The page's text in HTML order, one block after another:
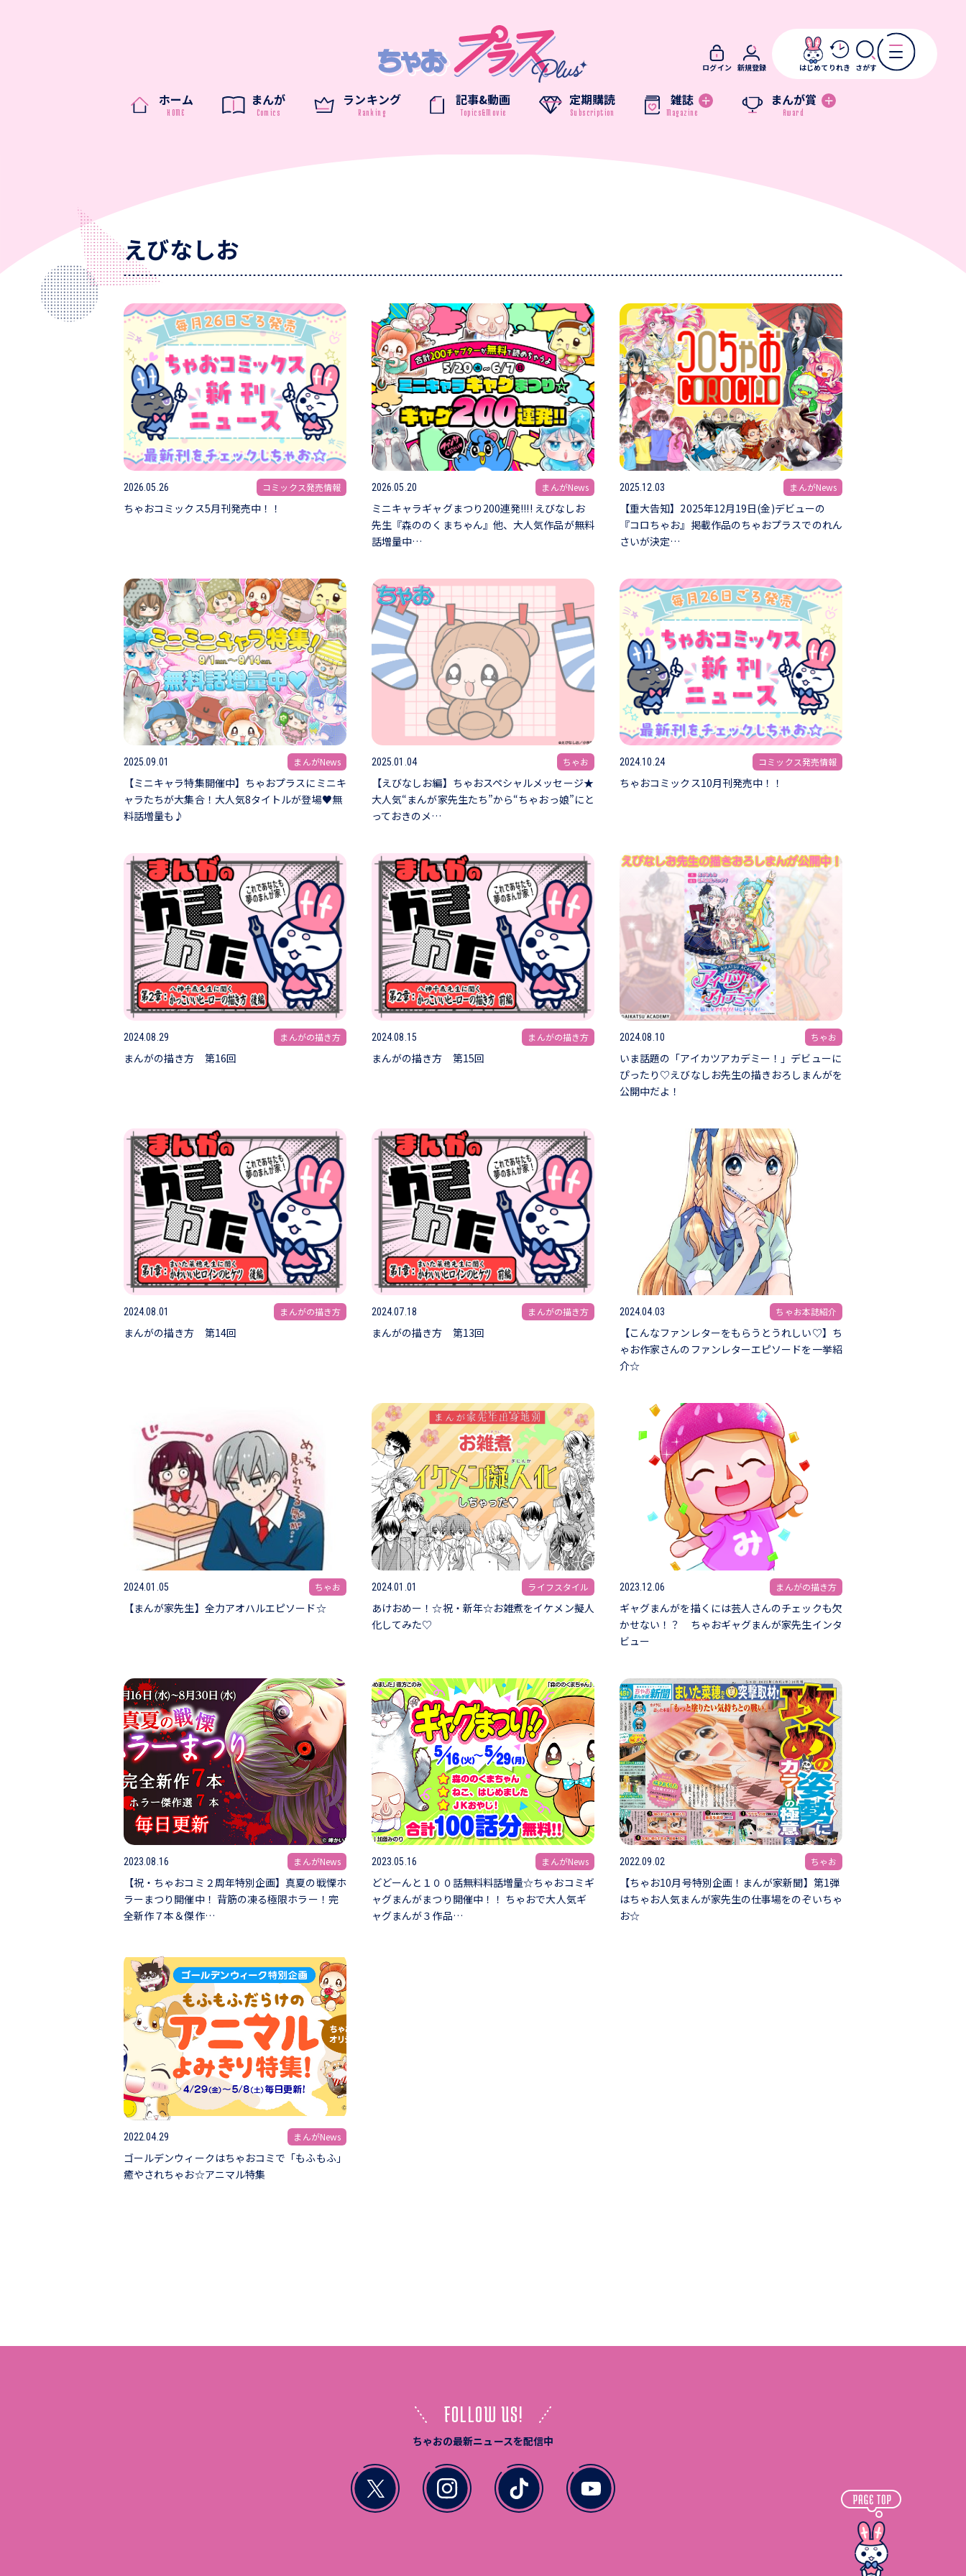
ホーム まんが ランキング 記事&動画 定期購読 雑誌 まんが賞
ログイン 新規登録 はじめて りれき さがす
えびなしお
2026.05.26 コミックス発売情報
ちゃおコミックス5月刊発売中！！
2026.05.20 まんがNews
ミニキャラギャグまつり200連発!!!! えびなしお
先生『森ののくまちゃん』他、大人気作品が無料
話増量中…
2025.12.03 まんがNews
【重大告知】2025年12月19日(金)デビューの
『コロちゃお』掲載作品のちゃおプラスでのれん
さいが決定…
2025.09.01 まんがNews
【ミニキャラ特集開催中】ちゃおプラスにミニキ
ャラたちが大集合！大人気8タイトルが登場♥無
料話増量も♪
2025.01.04 ちゃお
【えびなしお編】ちゃおスペシャルメッセージ★
大人気“まんが家先生たち”から“ちゃおっ娘”にと
っておきのメ…
2024.10.24 コミックス発売情報
ちゃおコミックス10月刊発売中！！
2024.08.29 まんがの描き方
まんがの描き方 第16回
2024.08.15 まんがの描き方
まんがの描き方 第15回
2024.08.10 ちゃお
いま話題の「アイカツアカデミー！」デビューに
ぴったり♡えびなしお先生の描きおろしまんがを
公開中だよ！
2024.08.01 まんがの描き方
まんがの描き方 第14回
2024.07.18 まんがの描き方
まんがの描き方 第13回
2024.04.03 ちゃお本誌紹介
【こんなファンレターをもらうとうれしい♡】ち
ゃお作家さんのファンレターエピソードを一挙紹
介☆
2024.01.05 ちゃお
【まんが家先生】全力アオハルエピソード☆
2024.01.01 ライフスタイル
あけおめー！☆祝・新年☆お雑煮をイケメン擬人
化してみた♡
2023.12.06 まんがの描き方
ギャグまんがを描くには芸人さんのチェックも欠
かせない！？ ちゃおギャグまんが家先生インタ
ビュー
2023.08.16 まんがNews
【祝・ちゃおコミ２周年特別企画】真夏の戦慄ホ
ラーまつり開催中！ 背筋の凍る極限ホラー！完
全新作７本＆傑作…
2023.05.16 まんがNews
どどーんと１００話無料料話増量☆ちゃおコミギ
ャグまんがまつり開催中！！ ちゃおで大人気ギ
ャグまんが３作品…
2022.09.02 ちゃお
【ちゃお10月号特別企画！まんが家新聞】第1弾
はちゃお人気まんが家先生の仕事場をのぞいちゃ
お☆
2022.04.29 まんがNews
ゴールデンウィークはちゃおコミで「もふもふ」
癒やされちゃお☆アニマル特集
FOLLOW US!
ちゃおの最新ニュースを配信中